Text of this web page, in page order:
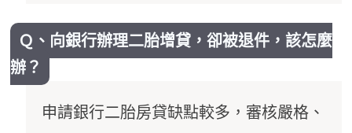
Ｑ、向銀行辦理二胎增貸，卻被退件，該怎麼
辦？
申請銀行二胎房貸缺點較多，審核嚴格、